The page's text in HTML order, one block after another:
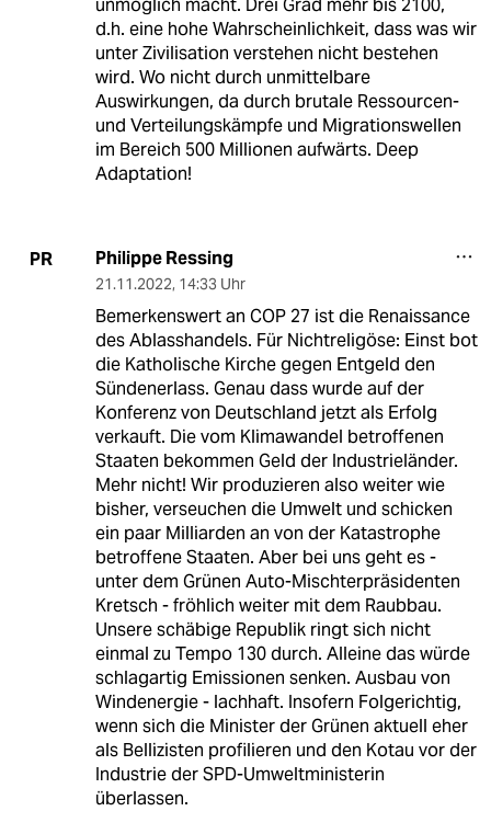
unmöglich macht. Drei Grad mehr bis 2100,
d.h. eine hohe Wahrscheinlichkeit, dass was wir
unter Zivilisation verstehen nicht bestehen
wird. Wo nicht durch unmittelbare
Auswirkungen, da durch brutale Ressourcen-
und Verteilungskämpfe und Migrationswellen
im Bereich 500 Millionen aufwärts. Deep
Adaptation!
PR Philippe Ressing
21.11.2022, 14:33 Uhr
Bemerkenswert an COP 27 ist die Renaissance
des Ablasshandels. Für Nichtreligöse: Einst bot
die Katholische Kirche gegen Entgeld den
Sündenerlass. Genau dass wurde auf der
Konferenz von Deutschland jetzt als Erfolg
verkauft. Die vom Klimawandel betroffenen
Staaten bekommen Geld der Industrieländer.
Mehr nicht! Wir produzieren also weiter wie
bisher, verseuchen die Umwelt und schicken
ein paar Milliarden an von der Katastrophe
betroffene Staaten. Aber bei uns geht es -
unter dem Grünen Auto-Mischterpräsidenten
Kretsch - fröhlich weiter mit dem Raubbau.
Unsere schäbige Republik ringt sich nicht
einmal zu Tempo 130 durch. Alleine das würde
schlagartig Emissionen senken. Ausbau von
Windenergie - lachhaft. Insofern Folgerichtig,
wenn sich die Minister der Grünen aktuell eher
als Bellizisten profilieren und den Kotau vor der
Industrie der SPD-Umweltministerin
überlassen.